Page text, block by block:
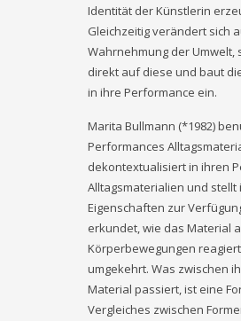
Identität der Künstlerin
Gleichzeitig verändert sich
Wahrnehmung der Umwelt,
direkt auf diese und baut
in ihre Performance ein.
Marita Bullmann (*1982)
Performances
dekontextualisiert in ihren
Alltagsmaterialien und stellt
Eigenschaften zur
erkundet, wie das Material
Körperbewegungen
umgekehrt. Was zwischen
Material passiert, ist eine
Vergleiches zwischen